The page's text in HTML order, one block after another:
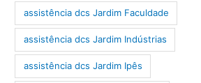
assistência dcs Jardim Faculdade
assistência dcs Jardim Indústrias
assistência dcs Jardim Ipês